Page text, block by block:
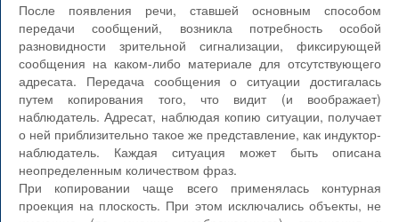
После появления речи, ставшей основным способом
передачи сообщений, возникла потребность особой
разновидности зрительной сигнализации, фиксирующей
сообщения на каком-либо материале для отсутствующего
адресата. Передача сообщения о ситуации достигалась
путем копирования того, что видит (и воображает)
наблюдатель. Адресат, наблюдая копию ситуации, получает
о ней приблизительно такое же представление, как индуктор-
наблюдатель. Каждая ситуация может быть описана
неопределенным количеством фраз.
При копировании чаще всего применялась контурная
проекция на плоскость. При этом исключались объекты, не